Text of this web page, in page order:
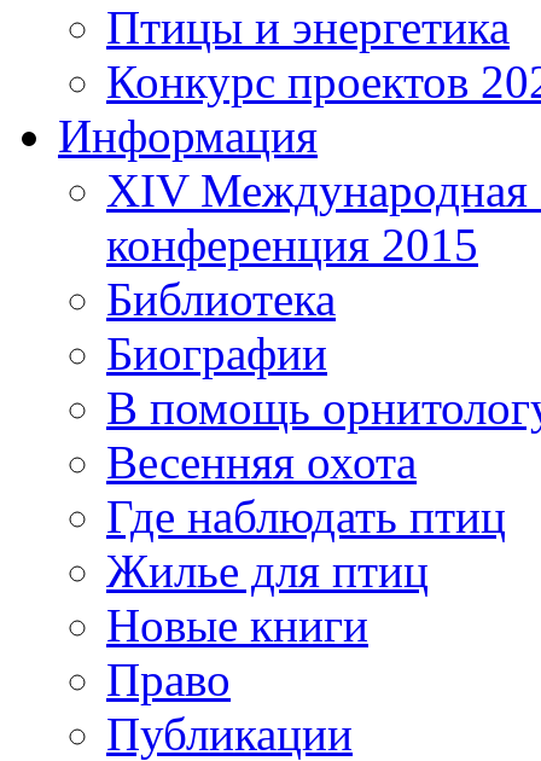
Птицы и энергетика
Конкурс проектов
Информация
XIV Международная
конференция 2015
Библиотека
Биографии
В помощь
Весенняя охота
Где наблюдать птиц
Жилье для птиц
Новые книги
Право
Публикации